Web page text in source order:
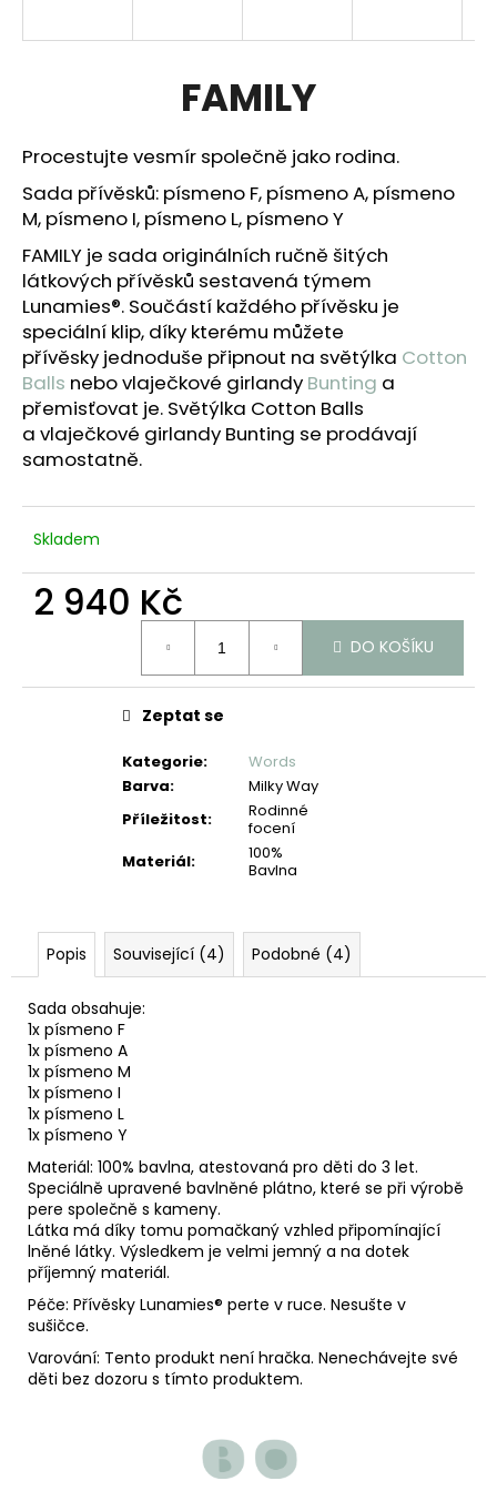
FAMILY
Procestujte vesmír společně jako rodina.
Sada přívěsků: písmeno F, písmeno A, písmeno
M, písmeno I, písmeno L, písmeno Y
FAMILY je sada originálních ručně šitých
látkových přívěsků sestavená týmem
Lunamies®. Součástí každého přívěsku je
speciální klip, díky kterému můžete
přívěsky jednoduše připnout na světýlka Cotton
Balls nebo vlaječkové girlandy Bunting a
přemisťovat je. Světýlka Cotton Balls
a vlaječkové girlandy Bunting se prodávají
samostatně.
Skladem
2 940 Kč
DO KOŠÍKU
Kategorie:
Words
Barva:
Milky Way
Příležitost:
Rodinné
focení
Materiál:
100%
Bavlna
Zeptat se
Popis Související (4) Podobné (4)
Sada obsahuje:
1x písmeno F
1x písmeno A
1x písmeno M
1x písmeno I
1x písmeno L
1x písmeno Y
Materiál: 100% bavlna, atestovaná pro děti do 3 let.
Speciálně upravené bavlněné plátno, které se při výrobě
pere společně s kameny.
Látka má díky tomu pomačkaný vzhled připomínající
lněné látky. Výsledkem je velmi jemný a na dotek
příjemný materiál.
Péče: Přívěsky Lunamies® perte v ruce. Nesušte v
sušičce.
Varování: Tento produkt není hračka. Nenechávejte své
děti bez dozoru s tímto produktem.
?
HLEDAT
D
o
p
o
r
u
č
e
m